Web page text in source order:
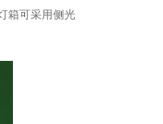
箱可采用侧光